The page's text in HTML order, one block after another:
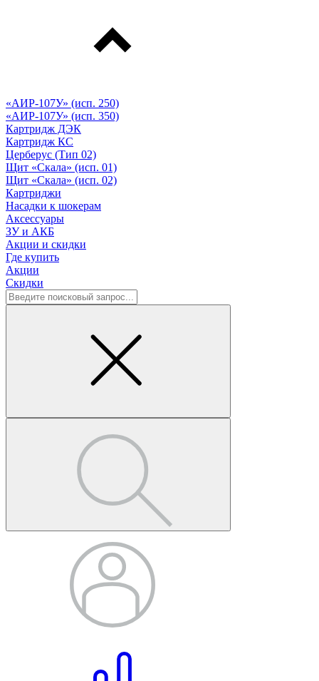
«АИР-107У» (исп. 250)
«АИР-107У» (исп. 350)
Картридж ДЭК
Картридж КС
Церберус (Тип 02)
Щит «Скала» (исп. 01)
Щит «Скала» (исп. 02)
Картриджи
Насадки к шокерам
Аксессуары
ЗУ и АКБ
Акции и скидки
Где купить
Акции
Скидки